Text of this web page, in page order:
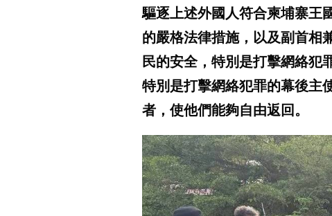
驅逐上述外國人符合柬埔寨王
的嚴格法律措施，以及副首相
民的安全，特別是打擊網絡犯
特別是打擊網絡犯罪的幕後主
者，使他們能夠自由返回。